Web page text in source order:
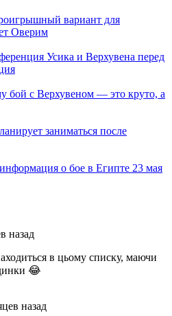
вариант для
Оверим
Усика и Верхувена перед
бой с Верхувеном — это круто, а
заниматься после
о бое в Египте 23 мая